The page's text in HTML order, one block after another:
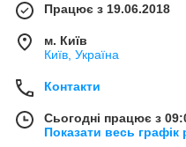
Працює з 19.06.2018
м. Київ
Київ, Україна
Контакти
Сьогодні працює з
Показати весь графік